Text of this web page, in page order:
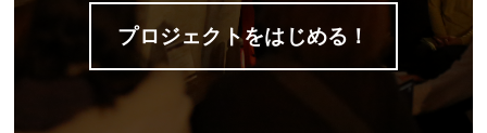
プロジェクトをはじめる！